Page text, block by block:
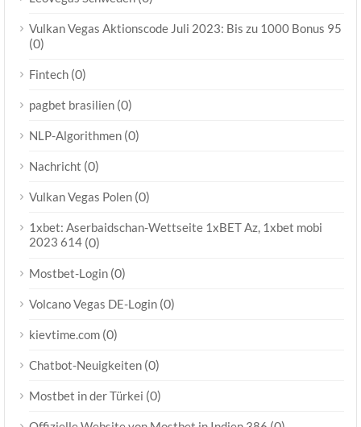
Vulkan Vegas Aktionscode Juli 2023: Bis zu 1000 Bonus 95
(0)
Fintech (0)
pagbet brasilien (0)
NLP-Algorithmen (0)
Nachricht (0)
Vulkan Vegas Polen (0)
1xbet: Aserbaidschan-Wettseite 1xBET Az, 1xbet mobi
2023 614 (0)
Mostbet-Login (0)
Volcano Vegas DE-Login (0)
kievtime.com (0)
Chatbot-Neuigkeiten (0)
Mostbet in der Türkei (0)